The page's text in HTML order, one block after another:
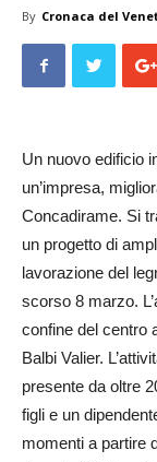
By Cronaca del
Un nuovo edificio
un’im­presa,
Con­cadirame. Si
un progetto di
lavorazione del
scorso 8 marzo.
confine del centro
Balbi Valier.
presente da oltre
figli e un
momenti a partire